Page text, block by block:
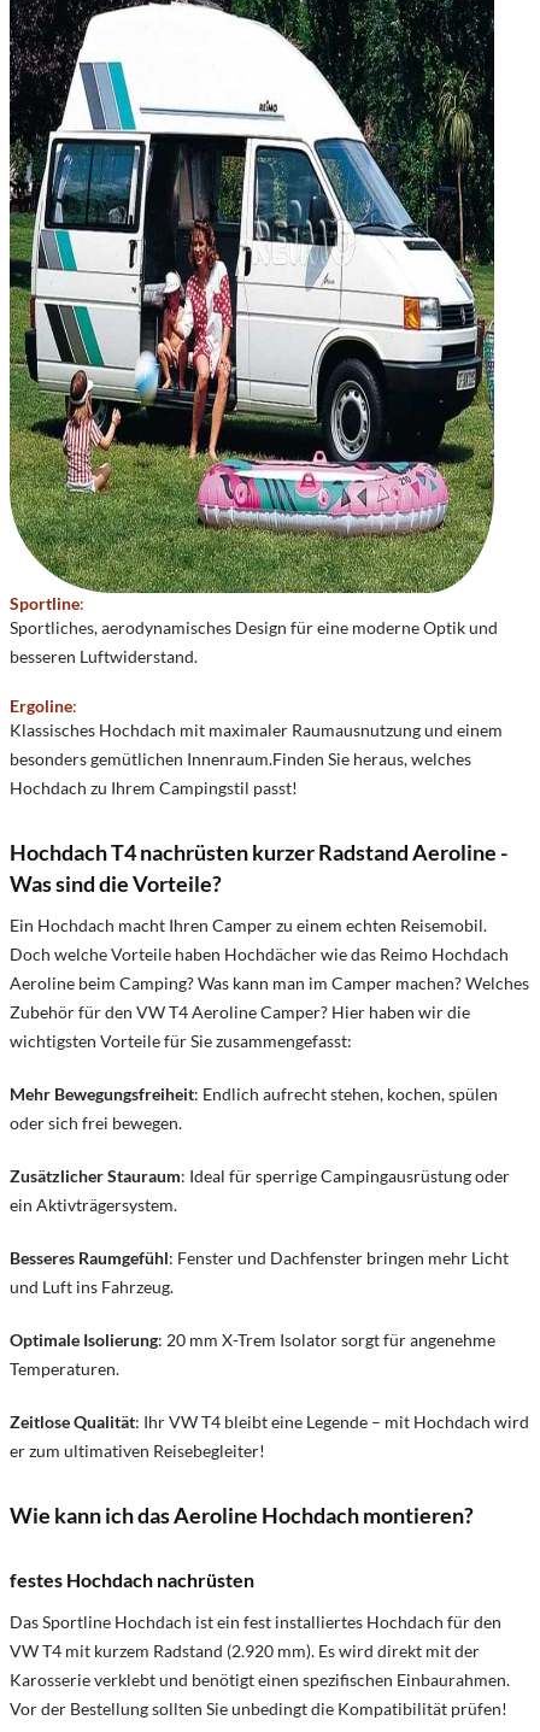
Sportline:
Sportliches, aerodynamisches Design für eine moderne Optik und
besseren Luftwiderstand.
Ergoline:
Klassisches Hochdach mit maximaler Raumausnutzung und einem
besonders gemütlichen Innenraum.Finden Sie heraus, welches
Hochdach zu Ihrem Campingstil passt!
Hochdach T4 nachrüsten kurzer Radstand Aeroline -
Was sind die Vorteile?
Ein Hochdach macht Ihren Camper zu einem echten Reisemobil.
Doch welche Vorteile haben Hochdächer wie das Reimo Hochdach
Aeroline beim Camping? Was kann man im Camper machen? Welches
Zubehör für den VW T4 Aeroline Camper? Hier haben wir die
wichtigsten Vorteile für Sie zusammengefasst:
Mehr Bewegungsfreiheit: Endlich aufrecht stehen, kochen, spülen
oder sich frei bewegen.
Zusätzlicher Stauraum: Ideal für sperrige Campingausrüstung oder
ein Aktivträgersystem.
Besseres Raumgefühl: Fenster und Dachfenster bringen mehr Licht
und Luft ins Fahrzeug.
Optimale Isolierung: 20 mm X-Trem Isolator sorgt für angenehme
Temperaturen.
Zeitlose Qualität: Ihr VW T4 bleibt eine Legende – mit Hochdach wird
er zum ultimativen Reisebegleiter!
Wie kann ich das Aeroline Hochdach montieren?
festes Hochdach nachrüsten
Das Sportline Hochdach ist ein fest installiertes Hochdach für den
VW T4 mit kurzem Radstand (2.920 mm). Es wird direkt mit der
Karosserie verklebt und benötigt einen spezifischen Einbaurahmen.
Vor der Bestellung sollten Sie unbedingt die Kompatibilität prüfen!